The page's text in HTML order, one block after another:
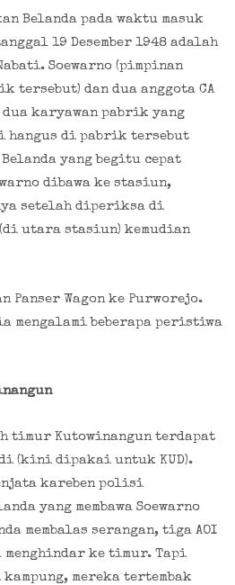
Belanda pada waktu masuk
19 Desember 1948 adalah
Soewarno (pimpinan
tersebut) dan dua anggota CA
karyawan pabrik yang
hangus di pabrik tersebut
yang begitu cepat
dibawa ke stasiun,
setelah diperiksa di
utara stasiun) kemudian
Panser Wagon ke Purworejo.
mengalami beberapa peristiwa
timur Kutowinangun terdapat
(kini dipakai untuk KUD).
kareben polisi
yang membawa Soewarno
membalas serangan, tiga AOI
ke timur. Tapi
mereka tertembak